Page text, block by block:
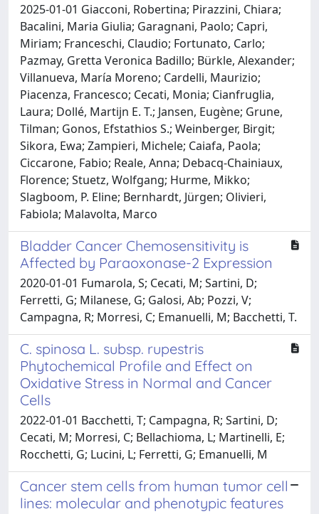
2025-01-01 Giacconi, Robertina; Pirazzini, Chiara;
Bacalini, Maria Giulia; Garagnani, Paolo; Capri,
Miriam; Franceschi, Claudio; Fortunato, Carlo;
Pazmay, Gretta Veronica Badillo; Bürkle, Alexander;
Villanueva, María Moreno; Cardelli, Maurizio;
Piacenza, Francesco; Cecati, Monia; Cianfruglia,
Laura; Dollé, Martijn E. T.; Jansen, Eugène; Grune,
Tilman; Gonos, Efstathios S.; Weinberger, Birgit;
Sikora, Ewa; Zampieri, Michele; Caiafa, Paola;
Ciccarone, Fabio; Reale, Anna; Debacq-Chainiaux,
Florence; Stuetz, Wolfgang; Hurme, Mikko;
Slagboom, P. Eline; Bernhardt, Jürgen; Olivieri,
Fabiola; Malavolta, Marco
Bladder Cancer Chemosensitivity is
Affected by Paraoxonase-2 Expression
2020-01-01 Fumarola, S; Cecati, M; Sartini, D;
Ferretti, G; Milanese, G; Galosi, Ab; Pozzi, V;
Campagna, R; Morresi, C; Emanuelli, M; Bacchetti, T.
C. spinosa L. subsp. rupestris
Phytochemical Profile and Effect on
Oxidative Stress in Normal and Cancer
Cells
2022-01-01 Bacchetti, T; Campagna, R; Sartini, D;
Cecati, M; Morresi, C; Bellachioma, L; Martinelli, E;
Rocchetti, G; Lucini, L; Ferretti, G; Emanuelli, M
Cancer stem cells from human tumor cell
lines: molecular and phenotypic features